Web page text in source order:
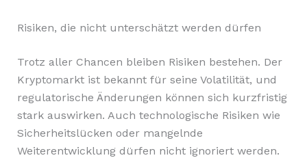
Risiken, die nicht unterschätzt werden dürfen
Trotz aller Chancen bleiben Risiken bestehen. Der
Kryptomarkt ist bekannt für seine Volatilität, und
regulatorische Änderungen können sich kurzfristig
stark auswirken. Auch technologische Risiken wie
Sicherheitslücken oder mangelnde
Weiterentwicklung dürfen nicht ignoriert werden.